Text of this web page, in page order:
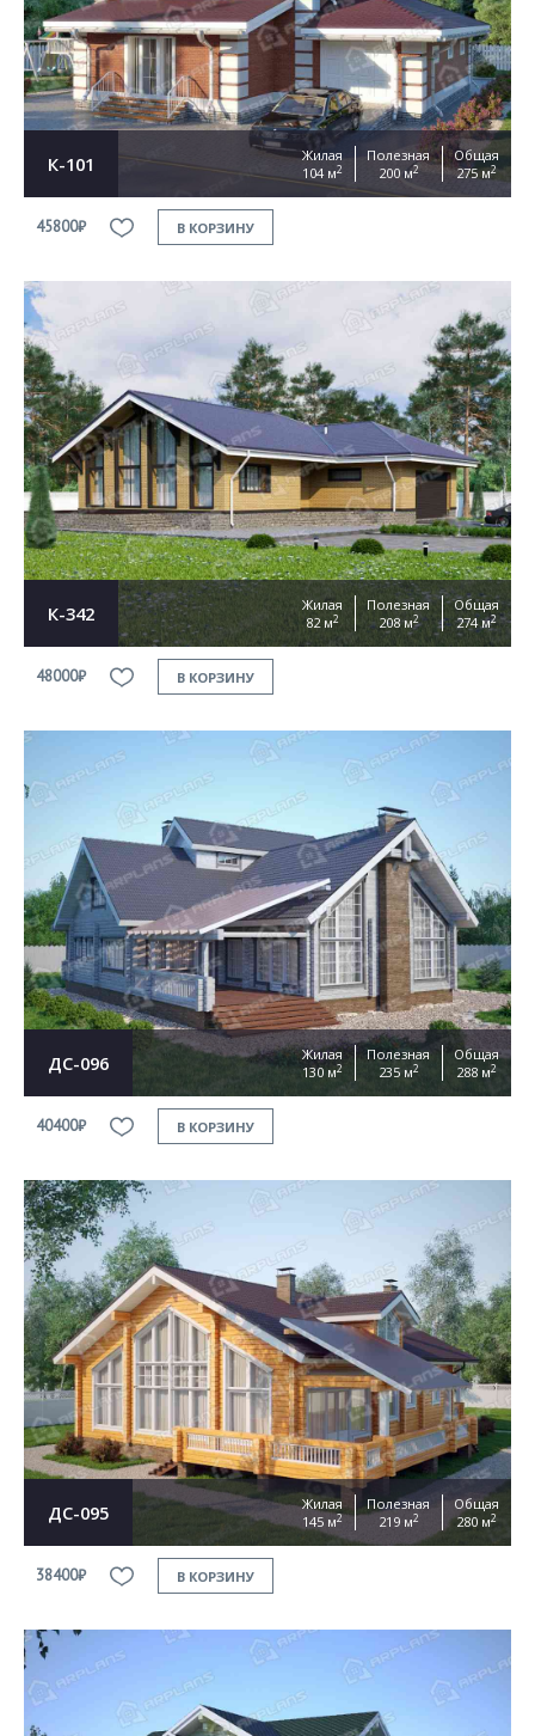
К-101
Жилая
104 м2
Полезная
200 м2
Общая
275 м2
45800₽ В КОРЗИНУ
К-342
Жилая
82 м2
Полезная
208 м2
Общая
274 м2
48000₽ В КОРЗИНУ
ДС-096
Жилая
130 м2
Полезная
235 м2
Общая
288 м2
40400₽ В КОРЗИНУ
ДС-095
Жилая
145 м2
Полезная
219 м2
Общая
280 м2
38400₽ В КОРЗИНУ